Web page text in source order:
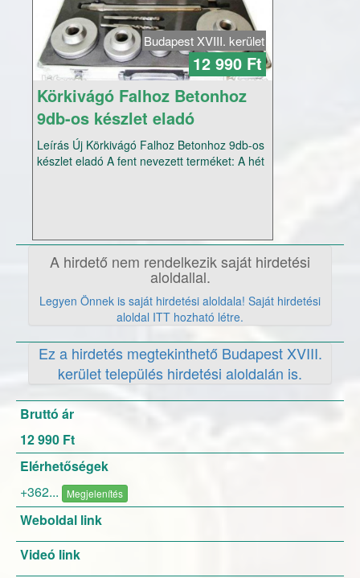
Budapest XVIII. kerület
12 990 Ft
Körkivágó Falhoz Betonhoz
9db-os készlet eladó
Leírás Új Körkivágó Falhoz Betonhoz 9db-os
készlet eladó A fent nevezett terméket: A hét
pontjára. Telefonos elérhetőségünk:
+3620941-0384 (A hét minden napján
hívható Hétvégén és ünnepnapon is)
hívását,visszahívom.) Megértését előre is
köszönöm Az Árak Változásának Jogát
hirdetésünket is!!
A hirdető nem rendelkezik saját hirdetési
aloldallal.
Legyen Önnek is saját hirdetési aloldala! Saját hirdetési
aloldal ITT hozható létre.
Ez a hirdetés megtekinthető Budapest XVIII.
kerület település hirdetési aloldalán is.
Bruttó ár
12 990 Ft
Elérhetőségek
+362...
Megjelenítés
Weboldal link
Videó link